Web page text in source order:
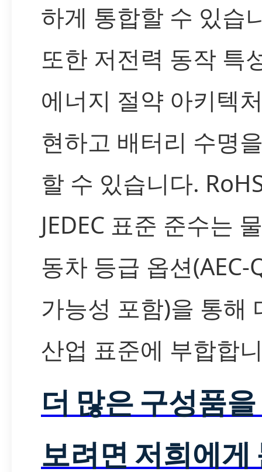
하게 통합할 수 있습
또한 저전력 동작 특
에너지 절약 아키텍
현하고 배터리 수명
할 수 있습니다.
JEDEC 표준 준수는
동차 등급 옵션(AEC-
가능성 포함)을 통해
산업 표준에 부합합
더 많은 구성품
보려면 저희에게